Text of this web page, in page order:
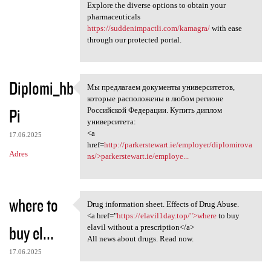
Explore the diverse options to obtain your
pharmaceuticals
https://suddenimpactli.com/kamagra/with ease
through our protected portal.
Diplomi_hb
Pi
17.06.2025
Adres
Мы предлагаем документы
Мы предлагаем документы университетов,
которые расположены в любом регионе
Российской Федерации. Купить диплом
университета:
<a
href=http://parkerstewart.ie/employer/diplomirova
ns/>parkerstewart.ie/employe...
where to
buy el...
17.06.2025
Drug information sheet.
Drug information sheet. Effects of Drug Abuse.
<a href="https://elavil1day.top/">whereto buy
elavil without a prescription</a>
All news about drugs. Read now.